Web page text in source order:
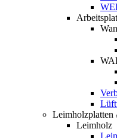
Leimholzplatten
Leimholz